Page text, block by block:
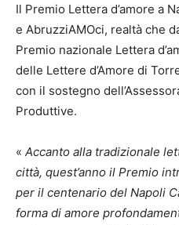
Il Premio Lettera d’amore a
e AbruzziAMOci, realtà che
Premio nazionale Lettera
delle Lettere d’Amore di
con il sostegno
Produttive.
« Accanto alla tradizionale
città, quest’anno il Premio
per il centenario del Napoli
forma di amore